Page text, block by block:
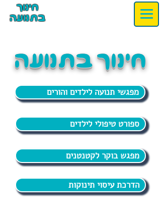
חינוך
בתנועה
חינוך בתנועה
מפגשי תנועה לילדים והורים
ספורט טיפולי לילדים
מפגש בוקר לקטנטנים
הדרכת עיסוי תינוקות